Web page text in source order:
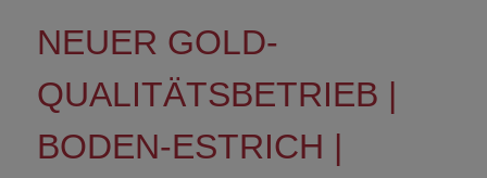
NEUER GOLD-
QUALITÄTSBETRIEB |
BODEN-ESTRICH |